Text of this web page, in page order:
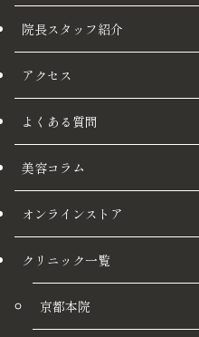
院長スタッフ紹介
アクセス
よくある質問
美容コラム
オンラインストア
クリニック一覧
京都本院